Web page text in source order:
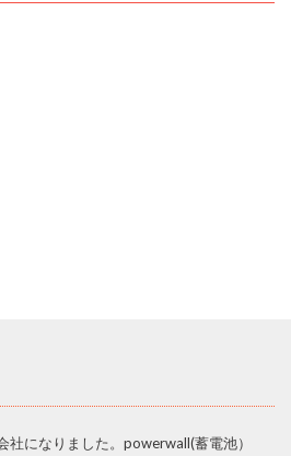
社になりました。powerwall(蓄電池）